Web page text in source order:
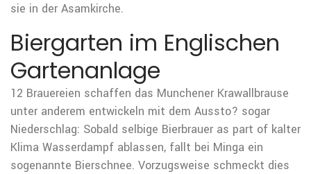
sie in der Asamkirche.
Biergarten im Englischen
Gartenanlage
12 Brauereien schaffen das Munchener Krawallbrause
unter anderem entwickeln mit dem Aussto? sogar
Niederschlag: Sobald selbige Bierbrauer as part of kalter
Klima Wasserdampf ablassen, fallt bei Minga ein
sogenannte Bierschnee. Vorzugsweise schmeckt dies